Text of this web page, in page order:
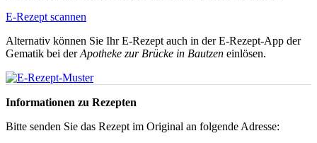
E-Rezept scannen
Alternativ können Sie Ihr E-Rezept auch in der E-Rezept-App der
Gematik bei derApotheke zur Brücke in Bautzen einlösen.
Informationen zu Rezepten
Bitte senden Sie das Rezept im Original an folgende Adresse: